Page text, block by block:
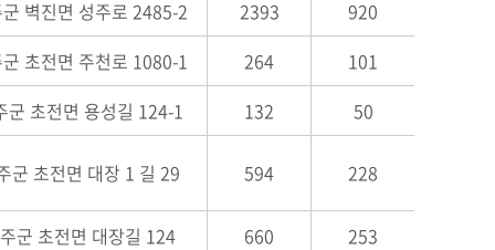
벽진면 성주로 2485-2 2393
920
초전면 주천로 1080-1
264
101
군 초전면 용성길 124-1
132 50
군 초전면 대장 1 길 29 594 228
군 초전면 대장길 124 660 253